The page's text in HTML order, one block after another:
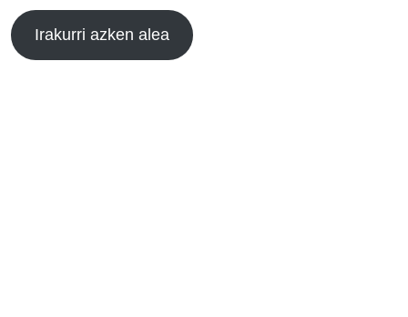
Irakurri azken alea